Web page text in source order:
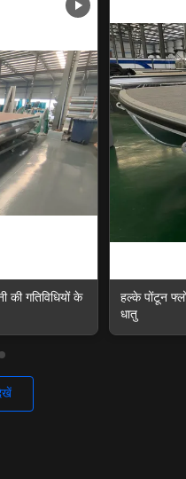
एल्यूमीनियम मिश्र
एल्यूमीनियम
प्लेटफार्म